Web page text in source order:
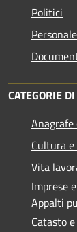
Politici
CATEGORIE
Cultura
Vita
Imprese
Appalti
Catasto